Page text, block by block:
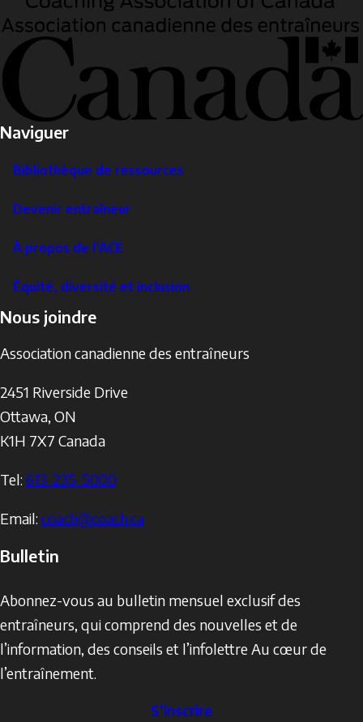
Naviguer
Bibliothèque de ressources
Devenir entraîneur
À propos de l’ACE
Équité, diversité et inclusion
Nous joindre
Association canadienne des entraîneurs
2451 Riverside Drive
Ottawa, ON
K1H 7X7 Canada
Tel: 613-235-5000
Email: coach@coach.ca
Bulletin
Abonnez-vous au bulletin mensuel exclusif des
entraîneurs, qui comprend des nouvelles et de
l’information, des conseils et l’infolettre Au cœur de
l’entraînement.
S’inscrire